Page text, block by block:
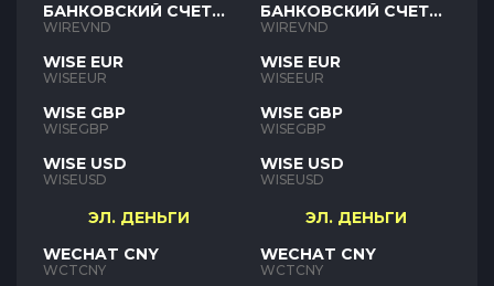
БАНКОВСКИЙ СЧЕТ
VND
WIREVND
WISE EUR
WISEEUR
WISE GBP
WISEGBP
WISE USD
WISEUSD
ЭЛ. ДЕНЬГИ
WECHAT CNY
WCTCNY
БАНКОВСКИЙ СЧЕТ
VND
WIREVND
WISE EUR
WISEEUR
WISE GBP
WISEGBP
WISE USD
WISEUSD
ЭЛ. ДЕНЬГИ
WECHAT CNY
WCTCNY